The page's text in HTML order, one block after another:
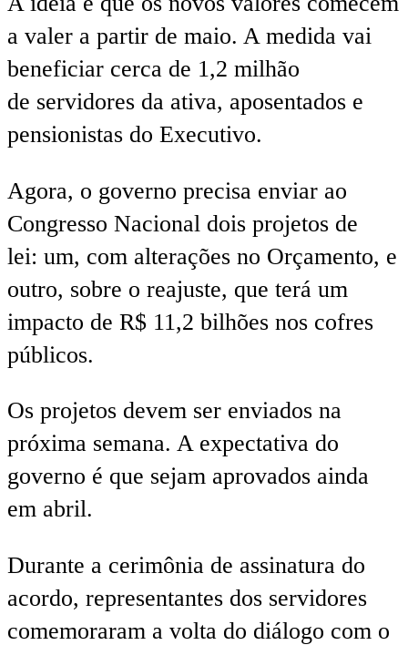
a valer a partir de maio. A medida vai
beneficiar cerca de 1,2 milhão
de servidores da ativa, aposentados e
pensionistas do Executivo.
Agora, o governo precisa enviar ao
Congresso Nacional dois projetos de
lei: um, com alterações no Orçamento, e
outro, sobre o reajuste, que terá um
impacto de R$ 11,2 bilhões nos cofres
públicos.
Os projetos devem ser enviados na
próxima semana. A expectativa do
governo é que sejam aprovados ainda
em abril.
Durante a cerimônia de assinatura do
acordo, representantes dos servidores
comemoraram a volta do diálogo com o